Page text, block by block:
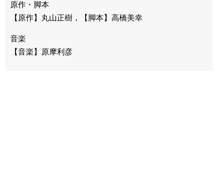
原作・脚本
【原作】丸山正樹，【脚本】高橋美幸
音楽
【音楽】原摩利彦